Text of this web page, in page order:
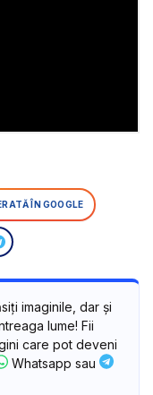
ÎN GOOGLE
imaginile, dar și
lume! Fii
care pot deveni
Whatsapp sau